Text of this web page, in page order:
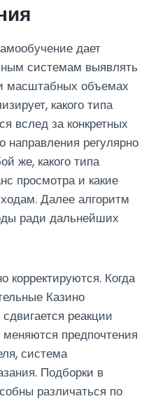
дает
системам выявлять
масштабных объемах
какого типа
вслед за конкретных
направления регулярно
же, какого типа
просмотра и какие
Далее алгоритм
ради дальнейших
корректируются. Когда
Казино
реакции
меняются предпочтения
система
Подборки в
различаться по